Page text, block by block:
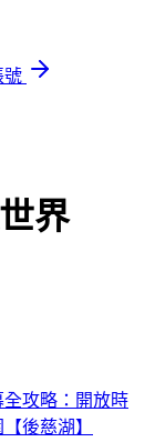
號
界
攻略：開放時
後慈湖】